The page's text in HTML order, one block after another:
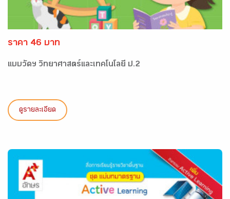
ราคา 46 บาท
แบบวัดฯ วิทยาศาสตร์และเทคโนโลยี ป.2
ดูรายละเอียด